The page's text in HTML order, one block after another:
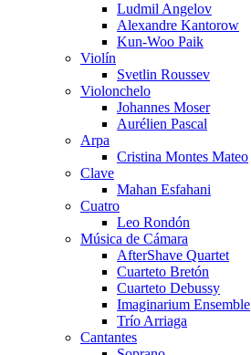
Ludmil Angelov
Alexandre Kantorow
Kun-Woo Paik
Violín
Svetlin Roussev
Violonchelo
Johannes Moser
Aurélien Pascal
Arpa
Cristina Montes Mateo
Clave
Mahan Esfahani
Cuatro
Leo Rondón
Música de Cámara
AfterShave Quartet
Cuarteto Bretón
Cuarteto Debussy
Imaginarium Ensemble
Trío Arriaga
Cantantes